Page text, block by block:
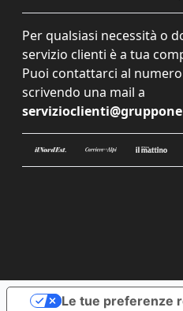
Per qualsiasi necessità o
servizio clienti è a tua
Puoi contattarci al numero
scrivendo una mail a
Le tue preferenze